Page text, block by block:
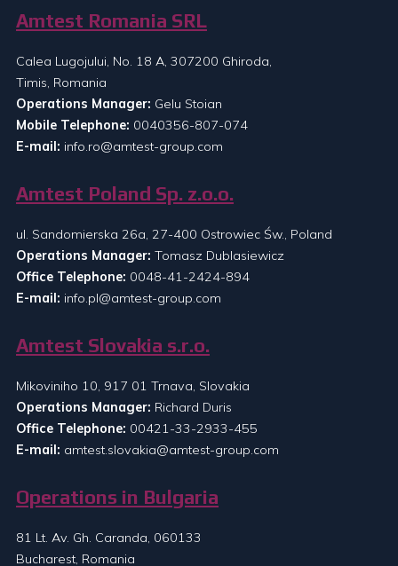
Amtest Romania SRL
Calea Lugojului, No. 18 A, 307200 Ghiroda,
Timis, Romania
Operations Manager: Gelu Stoian
Mobile Telephone: 0040356-807-074
E-mail: info.ro@amtest-group.com
Amtest Poland Sp. z.o.o.
ul. Sandomierska 26a, 27-400 Ostrowiec Św., Poland
Operations Manager: Tomasz Dublasiewicz
Office Telephone: 0048-41-2424-894
E-mail: info.pl@amtest-group.com
Amtest Slovakia s.r.o.
Mikoviniho 10, 917 01 Trnava, Slovakia
Operations Manager: Richard Duris
Office Telephone: 00421-33-2933-455
E-mail: amtest.slovakia@amtest-group.com
Operations in Bulgaria
81 Lt. Av. Gh. Caranda, 060133
Bucharest, Romania